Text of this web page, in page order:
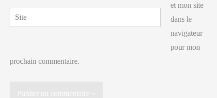
Site
et mon site
dans le
navigateur
pour mon
prochain commentaire.